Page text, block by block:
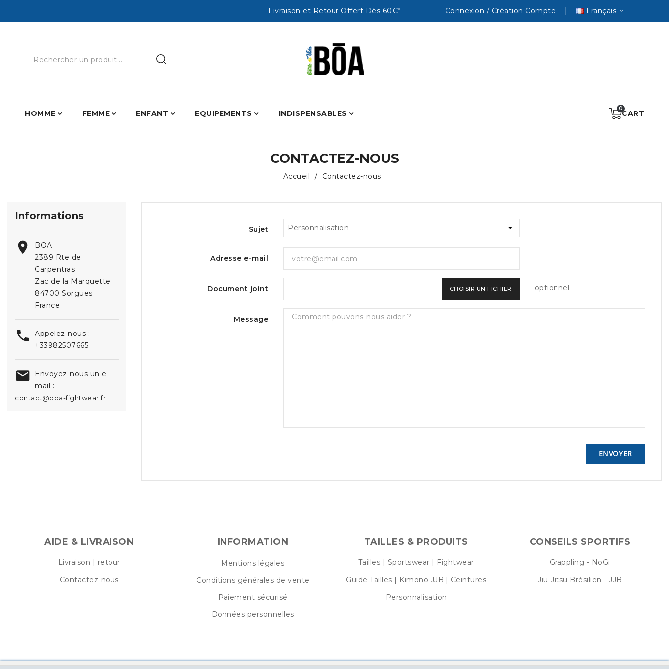
Livraison et Retour Offert Dès 60€* Connexion / Création Compte Français
HOMME FEMME ENFANT EQUIPEMENTS INDISPENSABLES CART
CONTACTEZ-NOUS
Accueil Contactez-nous
Informations

BŌA
2389 Rte de
Carpentras
Zac de la Marquette
84700 Sorgues
France

Appelez-nous :
+33982507665

Envoyez-nous un e-
mail :
contact@boa-fightwear.fr
Sujet
Adresse e-mail
Document joint CHOISIR UN FICHIER optionnel
Message
AIDE & LIVRAISON
Livraison | retour
Contactez-nous
INFORMATION
Mentions légales
Conditions générales de vente
Paiement sécurisé
Données personnelles
TAILLES & PRODUITS
Tailles | Sportswear | Fightwear
Guide Tailles | Kimono JJB | Ceintures
Personnalisation
CONSEILS SPORTIFS
Grappling - NoGi
Jiu-Jitsu Brésilien - JJB